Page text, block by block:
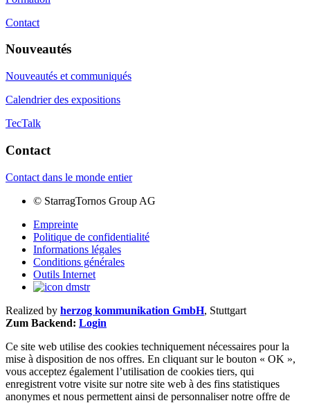
Contact
Nouveautés
Nouveautés et communiqués
Calendrier des expositions
TecTalk
Contact
Contact dans le monde entier
© StarragTornos Group AG
Empreinte
Politique de confidentialité
Informations légales
Conditions générales
Outils Internet
Realized by herzog kommunikation GmbH, Stuttgart
Zum Backend: Login
Ce site web utilise des cookies techniquement nécessaires pour la
mise à disposition de nos offres. En cliquant sur le bouton « OK »,
vous acceptez également l’utilisation de cookies tiers, qui
enregistrent votre visite sur notre site web à des fins statistiques
anonymes et nous permettent ainsi de personnaliser notre offre de